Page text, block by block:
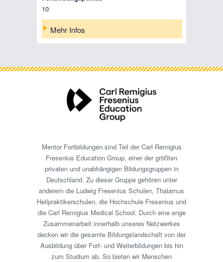
10
Mehr Infos
Mentor Fortbildungen sind Teil der Carl Remigius
Fresenius Education Group, einer der größten
privaten und unabhängigen Bildungsgruppen in
Deutschland. Zu dieser Gruppe gehören unter
anderem die Ludwig Fresenius Schulen, Thalamus
Heilpraktikerschulen, die Hochschule Fresenius und
die Carl Remigius Medical School. Durch eine enge
Zusammenarbeit innerhalb unseres Netzwerkes
decken wir die gesamte Bildungslandschaft von der
Ausbildung über Fort- und Weiterbildungen bis hin
zum Studium ab. So bieten wir Menschen